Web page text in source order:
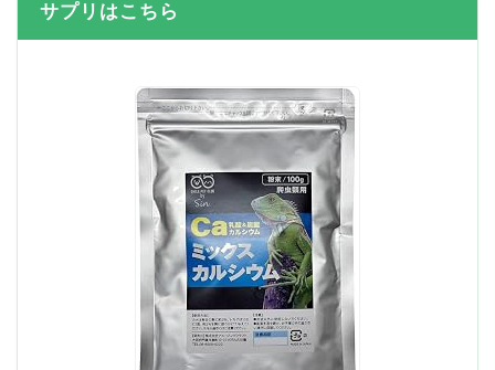
サプリはこちら